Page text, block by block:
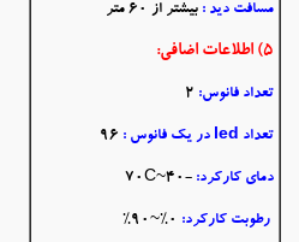
مسافت دید : بیشتر از 60 متر
5) اطلاعات اضافی:
تعداد فانوس:
تعداد led در یک فانوس : 96
دمای کارکرد: -40~70C
رطوبت کارکرد: 0%~90%